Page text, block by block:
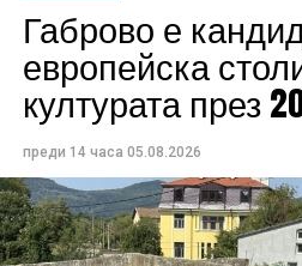
Габрово е
европейска
културата през
преди 14 часа 05.08.2026